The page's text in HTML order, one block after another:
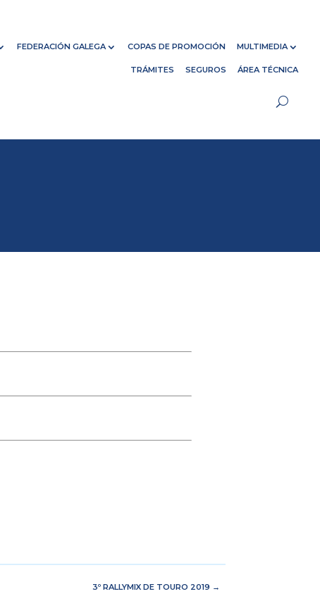
FEDERACIÓN GALEGA COPAS DE PROMOCIÓN MULTIMEDIA
TRÁMITES SEGUROS ÁREA TÉCNICA
3º RALLYMIX DE TOURO 2019 →